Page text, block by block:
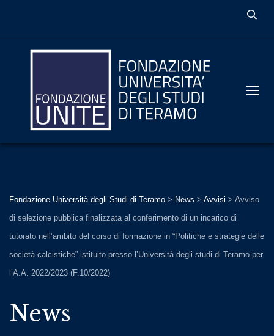
Fondazione Università degli Studi di Teramo > News > Avvisi > Avviso
di selezione pubblica finalizzata al conferimento di un incarico di
tutorato nell’ambito del corso di formazione in “Politiche e strategie delle
società calcistiche” istituito presso l’Università degli studi di Teramo per
l’A.A. 2022/2023 (F.10/2022)
News